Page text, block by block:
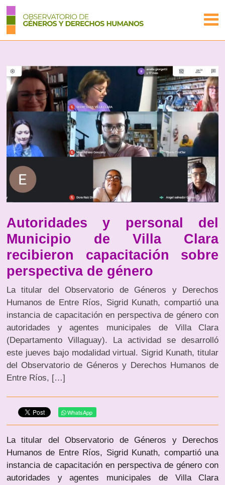
Autoridades y personal del
Municipio de Villa Clara
recibieron capacitación sobre
perspectiva de género
La titular del Observatorio de Géneros y Derechos
Humanos de Entre Ríos, Sigrid Kunath, compartió una
instancia de capacitación en perspectiva de género con
autoridades y agentes municipales de Villa Clara
(Departamento Villaguay). La actividad se desarrolló
este jueves bajo modalidad virtual. Sigrid Kunath, titular
del Observatorio de Géneros y Derechos Humanos de
Entre Ríos, […]
WhatsApp
La titular del Observatorio de Géneros y Derechos
Humanos de Entre Ríos, Sigrid Kunath, compartió una
instancia de capacitación en perspectiva de género con
autoridades y agentes municipales de Villa Clara